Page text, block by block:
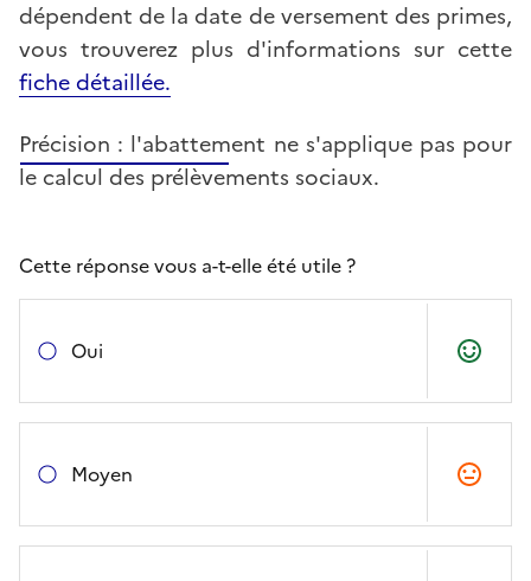
dépendent de la date de versement des primes,
vous trouverez plus d'informations sur cette
fiche détaillée.
Précision : l'abattement ne s'applique pas pour
le calcul des prélèvements sociaux.
Cette réponse vous a-t-elle été utile ?
Oui
Moyen